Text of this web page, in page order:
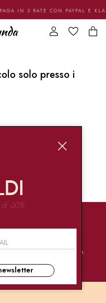
IN 3 RATE CON PAYPAL E
solo presso i
ASSISTENZA
-60%